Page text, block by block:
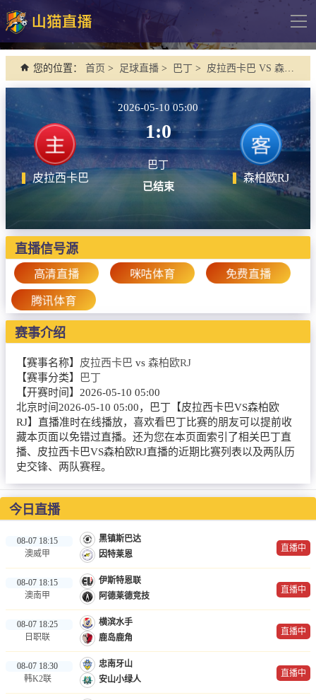
导
网站首页
德甲
法甲
西甲
欧冠杯
中超
篮球直播
NBA
CBA
录像
足球录像
篮球录像
新闻
足球新闻
篮球新闻
体育词条
您的位置： 首页 > 足球直播 > 巴丁 > 皮拉西卡巴 VS 森柏欧RJ
皮拉西卡巴
2026-05-10 05:00
1:0
巴丁
已结束
森柏欧RJ
直播信号源
高清直播 咪咕体育 免费直播
腾讯体育
赛事介绍
【赛事名称】 皮拉西卡巴 vs 森柏欧RJ
【赛事分类】
巴丁
【开赛时间】 2026-05-10 05:00
北京时间2026-05-10 05:00，巴丁【皮拉西卡巴VS森柏欧
RJ】直播准时在线播放，喜欢看巴丁比赛的朋友可以提前收
藏本页面以免错过直播。还为您在本页面索引了相关巴丁直
播、皮拉西卡巴VS森柏欧RJ直播的近期比赛列表以及两队历
史交锋、两队赛程。
今日直播
08-07 18:15
澳威甲
黑镇斯巴达
因特莱恩
直播中
08-07 18:15
澳南甲
伊斯特恩联
阿德莱德竞技
直播中
08-07 18:25
日职联
横滨水手
鹿岛鹿角
直播中
08-07 18:30
韩K2联
忠南牙山
安山小绿人
直播中